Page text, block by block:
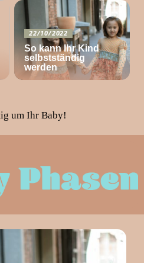
22/10/2022
So kann Ihr Kind
selbstständig
werden
um Ihr Baby!